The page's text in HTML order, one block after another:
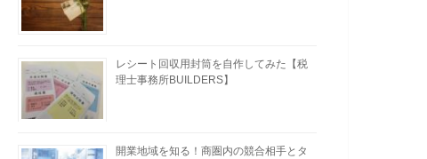
レシート回収用封筒を自作してみた【税
理士事務所BUILDERS】
開業地域を知る！商圏内の競合相手とタ